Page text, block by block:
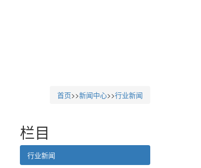
首页>>新闻中心>>行业新闻
栏目
行业新闻